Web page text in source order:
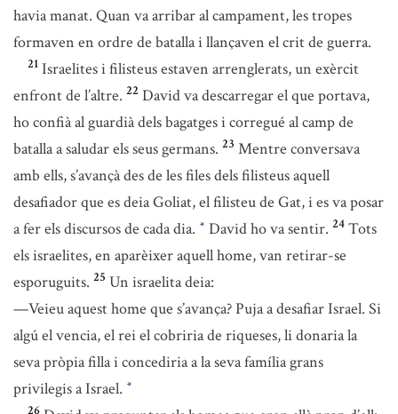
havia manat. Quan va arribar al campament, les tropes
formaven en ordre de batalla i llançaven el crit de guerra.
21 Israelites i filisteus estaven arrenglerats, un exèrcit
enfront de l’altre. 22 David va descarregar el que portava,
ho confià al guardià dels bagatges i corregué al camp de
batalla a saludar els seus germans. 23 Mentre conversava
amb ells, s’avançà des de les files dels filisteus aquell
desafiador que es deia Goliat, el filisteu de Gat, i es va posar
a fer els discursos de cada dia. * David ho va sentir. 24 Tots
els israelites, en aparèixer aquell home, van retirar-se
esporuguits. 25 Un israelita deia:
—Veieu aquest home que s’avança? Puja a desafiar Israel. Si
algú el vencia, el rei el cobriria de riqueses, li donaria la
seva pròpia filla i concediria a la seva família grans
privilegis a Israel. *
26